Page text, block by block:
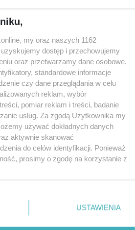
regulamin
reklama
redakcja
pliki cookies
prywatność
reklamacje
my oraz naszych 1162
dostęp i przechowujemy
oraz przetwarzamy dane osobowe,
standardowe informacje
czy dane przeglądania w celu
reklam, wybór
pomiar reklam i treści, badanie
usług. Za zgodą Użytkownika my
używać dokładnych danych
aktywnie skanować
do celów identyfikacji. Ponieważ
prosimy o zgodę na korzystanie z
. Niektóre rodzaje przetwarzania
zgody użytkownika, ale masz prawo
USTAWIENIA